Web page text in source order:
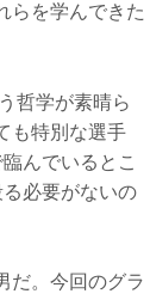
らを学んできた
哲学が素晴ら
も特別な選手
んでいるとこ
必要がないの
だ。今回のグラ